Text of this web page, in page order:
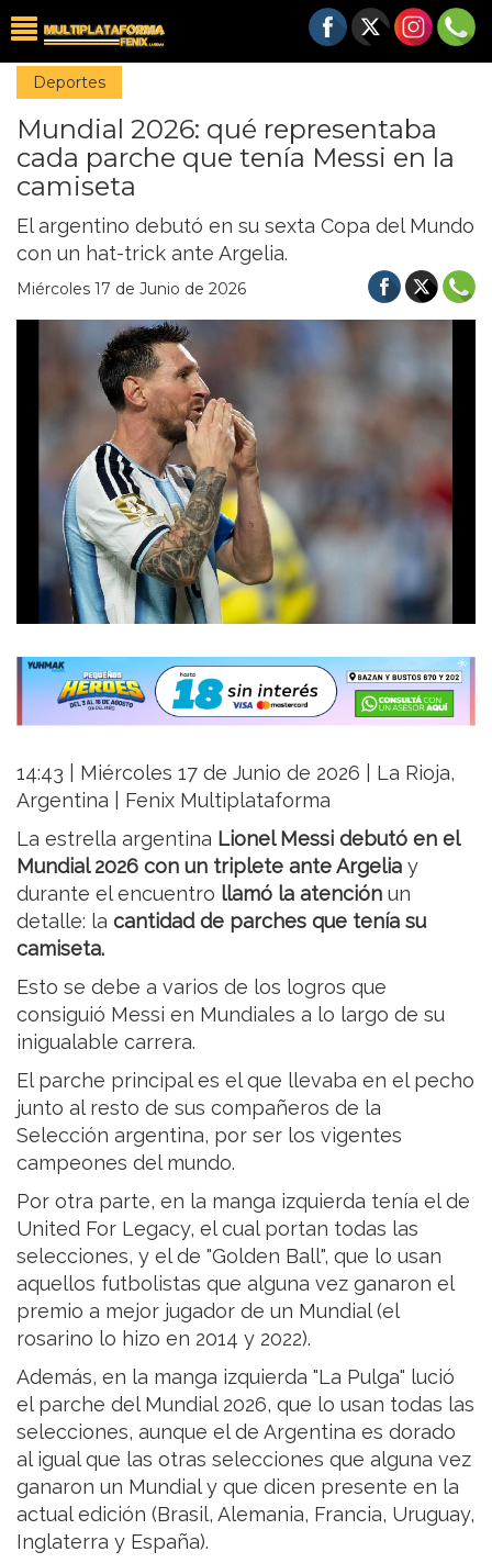
Deportes
Mundial 2026: qué representaba
cada parche que tenía Messi en la
camiseta
El argentino debutó en su sexta Copa del Mundo
con un hat-trick ante Argelia.
Miércoles 17 de Junio de 2026
14:43 | Miércoles 17 de Junio de 2026 | La Rioja,
Argentina | Fenix Multiplataforma
La estrella argentina Lionel Messi debutó en el
Mundial 2026 con un triplete ante Argelia y
durante el encuentro llamó la atención un
detalle: la cantidad de parches que tenía su
camiseta.
Esto se debe a varios de los logros que
consiguió Messi en Mundiales a lo largo de su
inigualable carrera.
El parche principal es el que llevaba en el pecho
junto al resto de sus compañeros de la
Selección argentina, por ser los vigentes
campeones del mundo.
Por otra parte, en la manga izquierda tenía el de
United For Legacy, el cual portan todas las
selecciones, y el de "Golden Ball", que lo usan
aquellos futbolistas que alguna vez ganaron el
premio a mejor jugador de un Mundial (el
rosarino lo hizo en 2014 y 2022).
Además, en la manga izquierda "La Pulga" lució
el parche del Mundial 2026, que lo usan todas las
selecciones, aunque el de Argentina es dorado
al igual que las otras selecciones que alguna vez
ganaron un Mundial y que dicen presente en la
actual edición (Brasil, Alemania, Francia, Uruguay,
Inglaterra y España).